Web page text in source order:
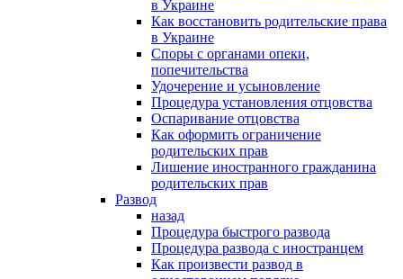
в Украине
Как восстановить родительские права
в Украине
Споры с органами опеки,
попечительства
Удочерение и усыновление
Процедура установления отцовства
Оспаривание отцовства
Как оформить ограничение
родительских прав
Лишение иностранного гражданина
родительских прав
Развод
назад
Процедура быстрого развода
Процедура развода с иностранцем
Как произвести развод в